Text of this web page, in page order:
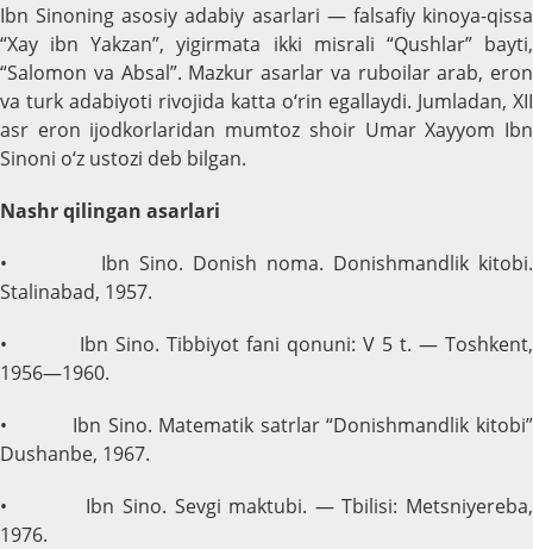
Ibn Sinoning asosiy adabiy asarlari — falsafiy kinoya-qissa
“Xay ibn Yakzan”, yigirmata ikki misrali “Qushlar” bayti,
“Salomon va Absal”. Mazkur asarlar va ruboilar arab, eron
va turk adabiyoti rivojida katta o‘rin egallaydi. Jumladan, XII
asr eron ijodkorlaridan mumtoz shoir Umar Xayyom Ibn
Sinoni o‘z ustozi deb bilgan.
Nashr qilingan asarlari
• Ibn Sino. Donish noma. Donishmandlik kitobi.
Stalinabad, 1957.
• Ibn Sino. Tibbiyot fani qonuni: V 5 t. — Toshkent,
1956—1960.
• Ibn Sino. Matematik satrlar “Donishmandlik kitobi”
Dushanbe, 1967.
• Ibn Sino. Sevgi maktubi. — Tbilisi: Metsniyereba,
1976.